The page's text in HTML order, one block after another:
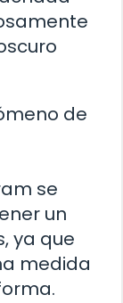
de
se
un
ya que
medida